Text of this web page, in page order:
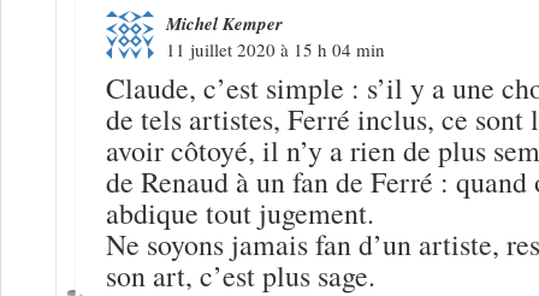
Michel Kemper
11 juillet 2020 à 15 h 04 min
Claude, c’est simple : s’il y a une
de tels artistes, Ferré inclus, ce sont
avoir côtoyé, il n’y a rien de plus
de Renaud à un fan de Ferré : quand
abdique tout jugement.
Ne soyons jamais fan d’un artiste,
son art, c’est plus sage.